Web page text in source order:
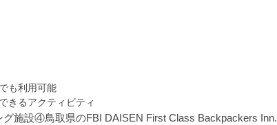
も利用可能
きるアクティビティ
施設④鳥取県のFBI DAISEN First Class Backpackers Inn.